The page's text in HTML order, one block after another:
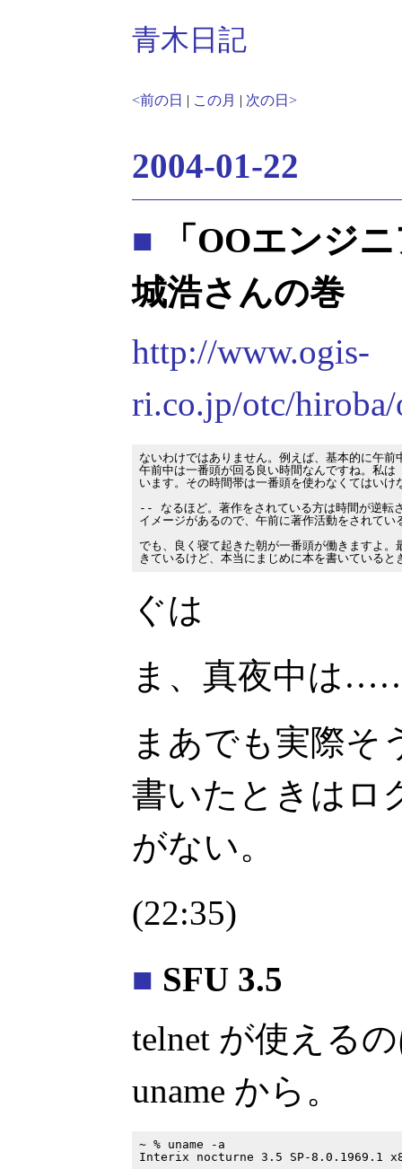
青木日記
<前の日 | この月 | 次の日>
2004-01-22
■ 「OOエンジ
城浩さんの巻
http://www.ogis-
ri.co.jp/otc/
ないわけではありません。例えば、基本的に午前
午前中は一番頭が回る良い時間なんですね。私は
います。その時間帯は一番頭を使わなくてはいけ
-- なるほど。著作をされている方は時間が逆転
イメージがあるので、午前に著作活動をされてい
でも、良く寝て起きた朝が一番頭が働きますよ。
ぐは
ま、真夜中は
まあでも実際そ
書いたときはロ
がない。
(22:35)
■ SFU 3.5
telnet が使える
uname から。
~ % uname -a